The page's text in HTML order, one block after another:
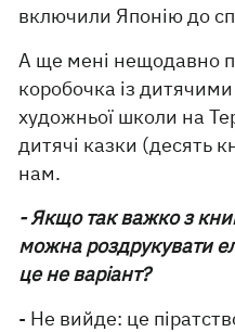
включили Японію до
А ще мені нещодавно
коробочка із
художньої школи на
дитячі казки (десять
нам.
- Якщо так важко з
можна роздрукувати
це не варіант?
- Не вийде: це